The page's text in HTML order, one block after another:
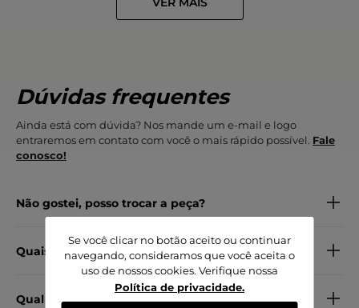
Se você clicar no botão aceito ou continuar
navegando, consideramos que você aceita o
uso de nossos cookies. Verifique nossa
Política de privacidade.
Dúvidas frequentes
Ainda está com dúvida? Nos mande um e-mail e logo
entraremos em contato com você o mais rápido possível. Fale
conosco!
Não gostei, posso trocar a peça?
Quais os métodos de pagamento?
Qual o material do produto?